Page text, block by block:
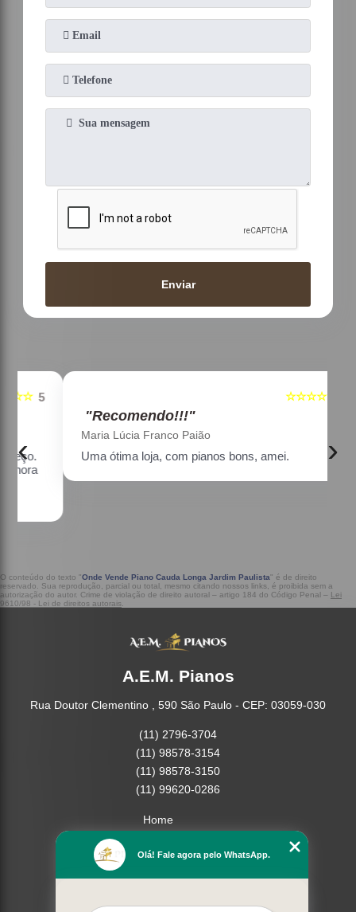
Enviar
5
☆☆☆☆☆
"Recomendo!!!"
Maria Lúcia Franco Paião
Uma ótima loja, com pianos bons, amei.
‹ ›
O conteúdo do texto "Onde Vende Piano Cauda Longa Jardim Paulista" é de direito
reservado. Sua reprodução, parcial ou total, mesmo citando nossos links, é proibida sem a
autorização do autor. Crime de violação de direito autoral – artigo 184 do Código Penal – Lei
9610/98 - Lei de direitos autorais
A.E.M. Pianos
Rua Doutor Clementino , 590 São Paulo - CEP: 03059-030
(11) 2796-3704
(11) 98578-3154
(11) 98578-3150
(11) 99620-0286
Home
Missão
Olá! Fale agora pelo WhatsApp.